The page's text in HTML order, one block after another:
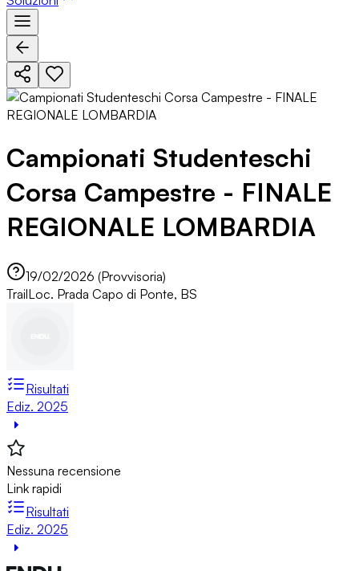
Campionati Studenteschi
Corsa Campestre - FINALE
REGIONALE LOMBARDIA
19/02/2026 (Provvisoria)
TrailLoc. Prada Capo di Ponte, BS
Risultati
Ediz. 2025
Nessuna recensione
Link rapidi
Risultati
Ediz. 2025